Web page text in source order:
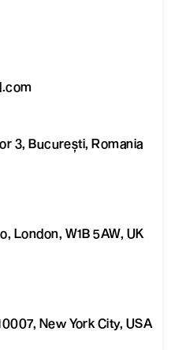
3, București, Romania
London, W1B 5AW, UK
New York City, USA